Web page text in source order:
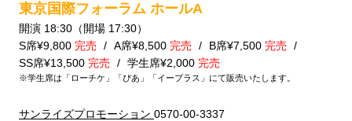
東京国際フォーラム ホールA
開演 18:30（開場 17:30）
S席¥9,800 完売 A席¥8,500 完売 B席¥7,500 完売
SS席¥13,500 完売 学生席¥2,000 完売
※学生席は「ローチケ」「ぴあ」「イープラス」にて販売いたします。
サンライズプロモーション 0570-00-3337